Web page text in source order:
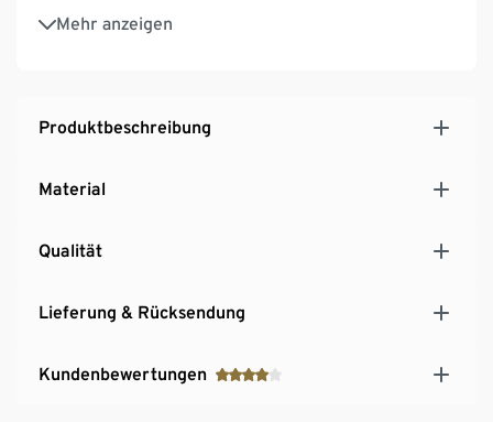
Mehr anzeigen
Griff mit Aufhängeöse und Standfuß
Digitales LC-Display
Automatisches Abschalten nach 2 Minuten
Produktbeschreibung
Material
Qualität
Lieferung & Rücksendung
Kundenbewertungen